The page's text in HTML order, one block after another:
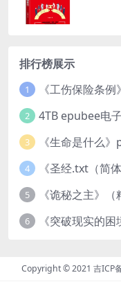
排行榜展示
1 《工伤保险条
2 4TB epubee电
3 《生命是什么
4
5
6
Copyright © 2021 吉ICP